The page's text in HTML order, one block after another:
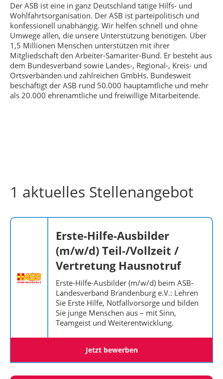
Der ASB ist eine in ganz Deutschland tätige Hilfs- und
Wohlfahrtsorganisation. Der ASB ist parteipolitisch und
konfessionell unabhängig. Wir helfen schnell und ohne
Umwege allen, die unsere Unterstützung benötigen. Über
1,5 Millionen Menschen unterstützen mit ihrer
Mitgliedschaft den Arbeiter-Samariter-Bund. Er besteht aus
dem Bundesverband sowie Landes-, Regional-, Kreis- und
Ortsverbänden und zahlreichen GmbHs. Bundesweit
beschäftigt der ASB rund 50.000 hauptamtliche und mehr
als 20.000 ehrenamtliche und freiwillige Mitarbeitende.
1 aktuelles Stellenangebot
Erste-Hilfe-Ausbilder
(m/w/d) Teil-/Vollzeit /
Vertretung Hausnotruf
Erste-Hilfe-Ausbilder (m/w/d) beim ASB-
Landesverband Brandenburg e.V.: Lehren
Sie Erste Hilfe, Notfallvorsorge und bilden
Sie junge Menschen aus – mit Sinn,
Teamgeist und Weiterentwicklung.
Jetzt bewerben